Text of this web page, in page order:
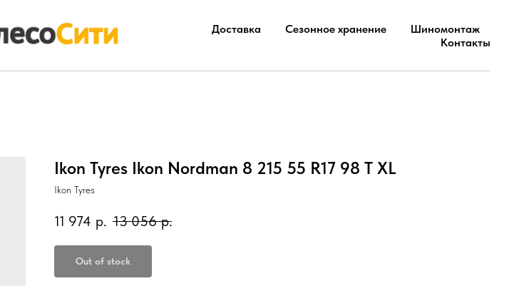
Доставка Сезонное хранение
Шиномонтаж
Контакты
Ikon Tyres Ikon Nordman 8 215 55 R17 98 T XL
Ikon Tyres
11 974 р. 13 056 р.
Out of stock